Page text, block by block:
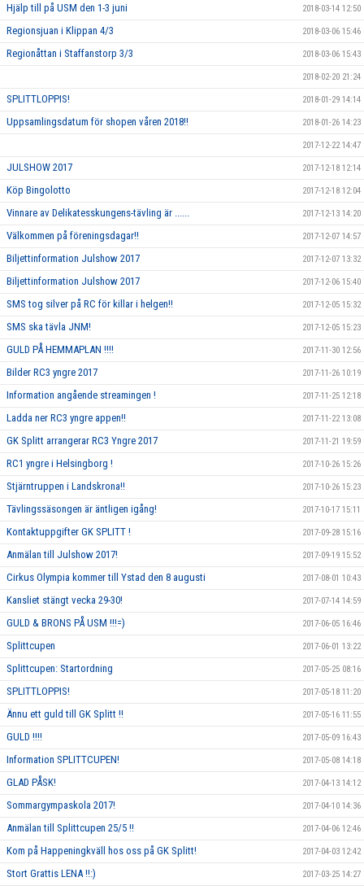
Hjälp till på USM den 1-3 juni 2018-03-14 12:50
Regionsjuan i Klippan 4/3 2018-03-06 15:46
Regionåttan i Staffanstorp 3/3 2018-03-06 15:43
2018-02-20 21:24
SPLITTLOPPIS! 2018-01-29 14:14
Uppsamlingsdatum för shopen våren 2018!! 2018-01-26 14:23
2017-12-22 14:47
JULSHOW 2017 2017-12-18 12:14
Köp Bingolotto 2017-12-18 12:04
Vinnare av Delikatesskungens-tävling är ...... 2017-12-13 14:20
Välkommen på föreningsdagar!! 2017-12-07 14:57
Biljettinformation Julshow 2017 2017-12-07 13:32
Biljettinformation Julshow 2017 2017-12-06 15:40
SMS tog silver på RC för killar i helgen!! 2017-12-05 15:32
SMS ska tävla JNM! 2017-12-05 15:23
GULD PÅ HEMMAPLAN !!!! 2017-11-30 12:56
Bilder RC3 yngre 2017 2017-11-26 10:19
Information angående streamingen ! 2017-11-25 12:18
Ladda ner RC3 yngre appen!! 2017-11-22 13:08
GK Splitt arrangerar RC3 Yngre 2017 2017-11-21 19:59
RC1 yngre i Helsingborg ! 2017-10-26 15:26
Stjärntruppen i Landskrona!! 2017-10-26 15:23
Tävlingssäsongen är äntligen igång! 2017-10-17 15:11
Kontaktuppgifter GK SPLITT ! 2017-09-28 15:16
Anmälan till Julshow 2017! 2017-09-19 15:52
Cirkus Olympia kommer till Ystad den 8 augusti 2017-08-01 10:43
Kansliet stängt vecka 29-30! 2017-07-14 14:59
GULD & BRONS PÅ USM !!!=) 2017-06-05 16:46
Splittcupen 2017-06-01 13:22
Splittcupen: Startordning 2017-05-25 08:16
SPLITTLOPPIS! 2017-05-18 11:20
Ännu ett guld till GK Splitt !! 2017-05-16 11:55
GULD !!!! 2017-05-09 16:43
Information SPLITTCUPEN! 2017-05-08 14:18
GLAD PÅSK! 2017-04-13 14:12
Sommargympaskola 2017! 2017-04-10 14:36
Anmälan till Splittcupen 25/5 !! 2017-04-06 12:46
Kom på Happeningkväll hos oss på GK Splitt! 2017-04-03 12:42
Stort Grattis LENA !!:) 2017-03-25 14:27